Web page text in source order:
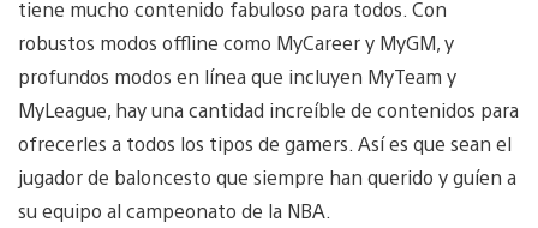
tiene mucho contenido fabuloso para todos. Con
robustos modos offline como MyCareer y MyGM, y
profundos modos en línea que incluyen MyTeam y
MyLeague, hay una cantidad increíble de contenidos para
ofrecerles a todos los tipos de gamers. Así es que sean el
jugador de baloncesto que siempre han querido y guíen a
su equipo al campeonato de la NBA.